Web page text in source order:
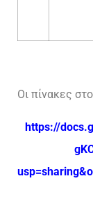
Οι πίνακες
https://